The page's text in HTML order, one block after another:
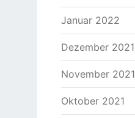
Januar 2022
Dezember 2021
November 2021
Oktober 2021